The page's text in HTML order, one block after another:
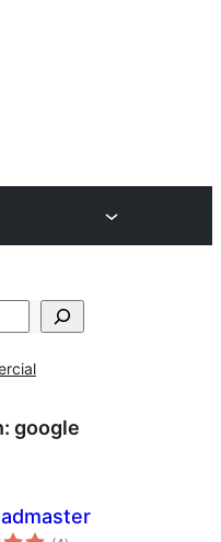
google
total